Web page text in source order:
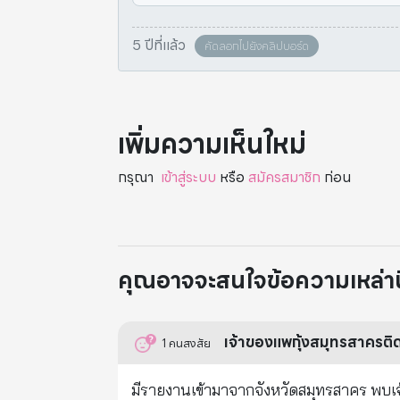
5 ปีที่แล้ว คัดลอกไปยังคลิปบอร์ด
เพิ่มความเห็นใหม่
กรุณา เข้าสู่ระบบ หรือ สมัครสมาชิก ก่อน
คุณอาจจะสนใจข้อความเหล่
1 คนสงสัย เจ้าของแพกุ้งสมุทรสาครติ
มีรายงานเข้ามาจากจังหวัดสมุทรสาคร พบ